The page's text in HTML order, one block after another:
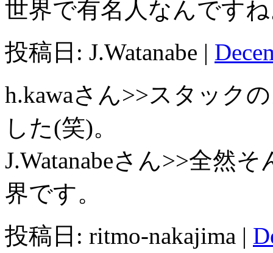
世界で有名人なんです
投稿日: J.Watanabe |
h.kawaさん>>スタック
した(笑)。
J.Watanabeさん>>全然
界です。
投稿日: ritmo-nakajima |